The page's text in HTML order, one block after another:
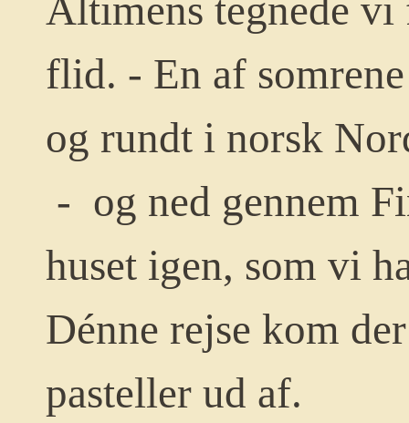
Altimens tegnede
flid. - En af
og rundt i norsk
- og ned gennem
huset igen, som vi
Dénne rejse kom
pasteller ud af.